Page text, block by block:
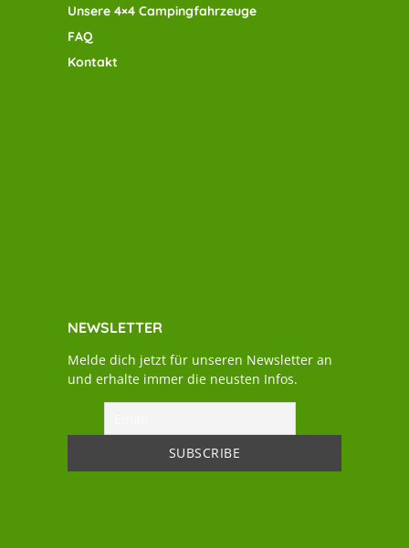
Unsere 4×4 Campingfahrzeuge
FAQ
Kontakt
NEWSLETTER
Melde dich jetzt für unseren Newsletter an
und erhalte immer die neusten Infos.